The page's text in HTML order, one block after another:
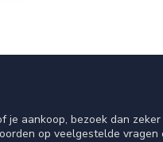
aankoop, bezoek dan
op veelgestelde vragen